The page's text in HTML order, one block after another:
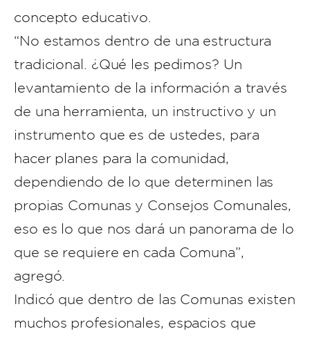
concepto educativo.
“No estamos dentro de una estructura
tradicional. ¿Qué les pedimos? Un
levantamiento de la información a través
de una herramienta, un instructivo y un
instrumento que es de ustedes, para
hacer planes para la comunidad,
dependiendo de lo que determinen las
propias Comunas y Consejos Comunales,
eso es lo que nos dará un panorama de lo
que se requiere en cada Comuna”,
agregó.
Indicó que dentro de las Comunas existen
muchos profesionales, espacios que